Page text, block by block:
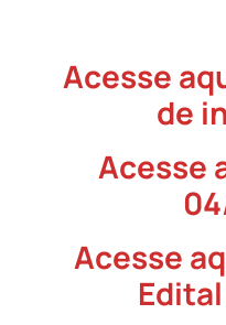
Acesse
de
Acesse
Acesse